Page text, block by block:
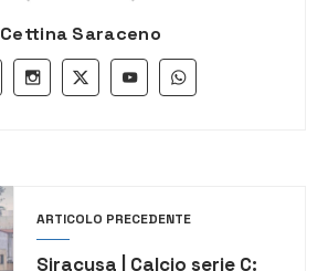
Cettina Saraceno
ARTICOLO PRECEDENTE
Siracusa | Calcio serie C: